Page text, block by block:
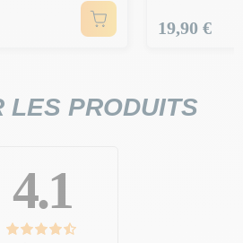
Prix
19,90 €
LES PRODUITS
4.1